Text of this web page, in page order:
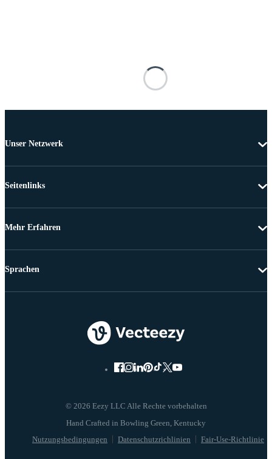
Unser Netzwerk
Seitenlinks
Mehr Erfahren
© 2026 Eezy LLC Alle Rechte vorbehalten
Nutzungsbedingungen Datenschutzrichlinien Fair-Use-Richtlinie
Sprachen